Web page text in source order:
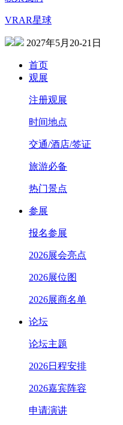
VRAR星球
2027年5月20-21日
首页
观展
注册观展
时间地点
交通/酒店/签证
旅游必备
热门景点
参展
报名参展
2026展会亮点
2026展位图
2026展商名单
论坛
论坛主题
2026日程安排
2026嘉宾阵容
申请演讲